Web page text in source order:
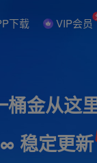
下载 VIP会员
桶金从这
稳定更新